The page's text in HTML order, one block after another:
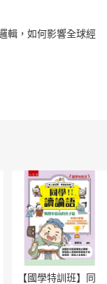
輯，如何影響全球經
【國學特訓班】同